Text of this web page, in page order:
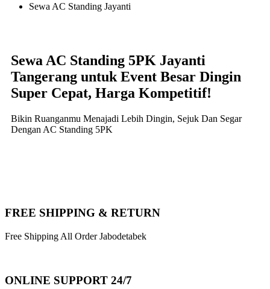
Sewa AC Standing Jayanti
Sewa AC Standing 5PK Jayanti
Tangerang untuk Event Besar Dingin
Super Cepat, Harga Kompetitif!
Bikin Ruanganmu Menajadi Lebih Dingin, Sejuk Dan Segar
Dengan AC Standing 5PK
FREE SHIPPING & RETURN
Free Shipping All Order Jabodetabek
ONLINE SUPPORT 24/7